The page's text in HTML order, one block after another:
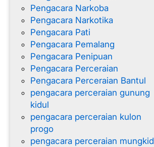
Pengacara Narkoba
Pengacara Narkotika
Pengacara Pati
Pengacara Pemalang
Pengacara Penipuan
Pengacara Perceraian
Pengacara Perceraian Bantul
pengacara perceraian gunung
kidul
pengacara perceraian kulon
progo
pengacara perceraian mungkid